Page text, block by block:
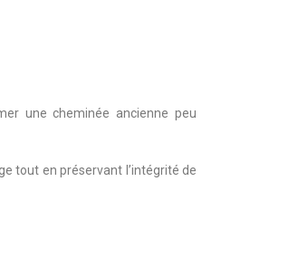
une cheminée ancienne peu
tout en préservant l’intégrité de